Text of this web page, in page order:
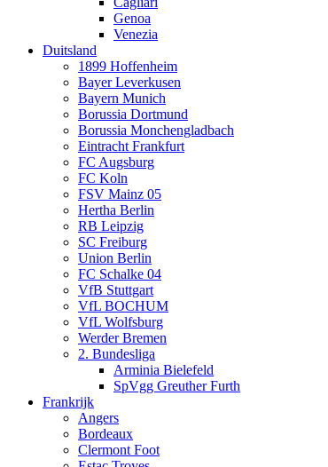
Genoa
Venezia
Duitsland
1899 Hoffenheim
Bayer Leverkusen
Bayern Munich
Borussia Dortmund
Borussia Monchengladbach
Eintracht Frankfurt
FC Augsburg
FC Koln
FSV Mainz 05
Hertha Berlin
RB Leipzig
SC Freiburg
Union Berlin
FC Schalke 04
VfB Stuttgart
VfL BOCHUM
VfL Wolfsburg
Werder Bremen
2. Bundesliga
Arminia Bielefeld
SpVgg Greuther Furth
Frankrijk
Angers
Bordeaux
Clermont Foot